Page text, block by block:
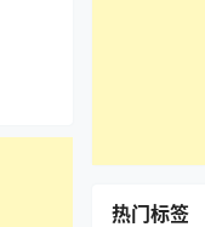
热门标签